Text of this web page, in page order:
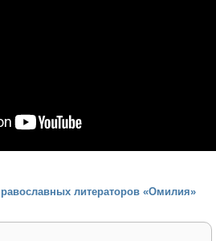
литераторов «Омилия»